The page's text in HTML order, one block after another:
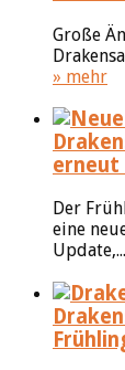
Große
» mehr
erneut
Der
eine
Update,...